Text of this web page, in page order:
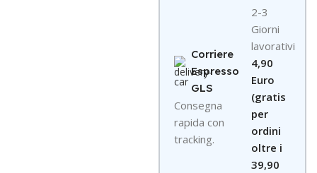
Corriere
Espresso
GLS
Consegna
rapida con
tracking.
2-3
Giorni
lavorativi
4,90
Euro
(gratis
per
ordini
oltre i
39,90